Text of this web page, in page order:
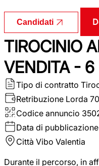
Candidati
TIROCINIO
VENDITA - 6
Tipo di contratto
Retribuzione Lorda
Codice annuncio
Data di pubblicazione
Città Vibo Valentia
Durante il percorso, in